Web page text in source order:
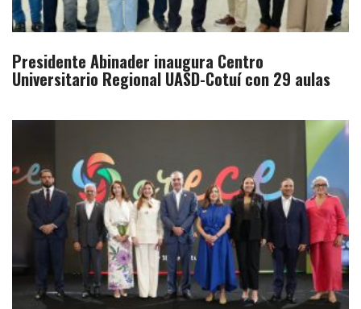
Presidente Abinader inaugura Centro
Universitario Regional UASD-Cotuí con 29 aulas